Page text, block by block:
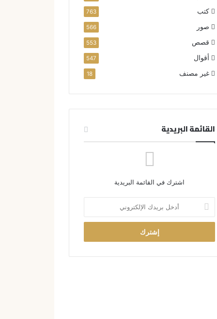
كتب 763
صور 566
قصص 553
أقوال 547
غير مصنف 18
القائمة البريدية
اشترك في القائمة البريدية
خ
ب